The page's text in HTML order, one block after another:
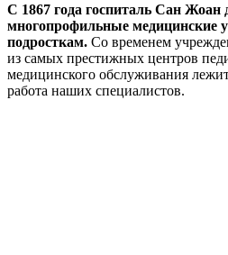
С 1867 года госпиталь Сан Жоан
многопрофильные медицинские
подросткам. Со временем
из самых престижных центров
медицинского обслуживания
работа наших специалистов.